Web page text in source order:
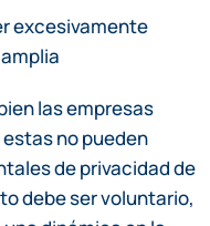
excesivamente
las empresas
no pueden
de privacidad de
debe ser voluntario,